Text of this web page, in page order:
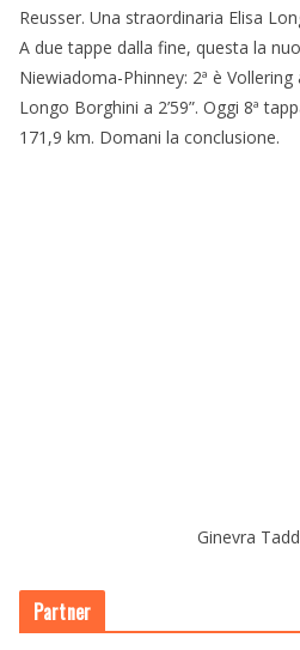
Reusser. Una straordinaria Elisa
A due tappe dalla fine, questa la
Niewiadoma-Phinney: 2ª è Vollering
Longo Borghini a 2’59”. Oggi 8ª
171,9 km. Domani la conclusione.
Ginevra
Partner